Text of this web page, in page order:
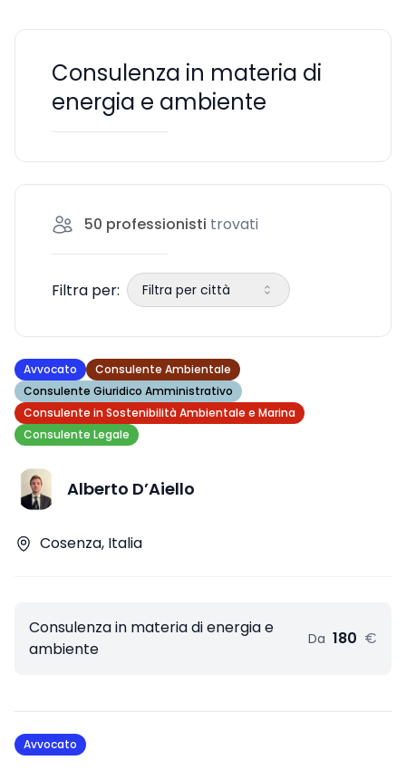
Consulenza in materia di
energia e ambiente
50 professionisti trovati
Filtra per: Filtra per città
Avvocato
Consulente Ambientale
Consulente Giuridico Amministrativo
Consulente in Sostenibilità Ambientale e Marina
Consulente Legale
Alberto D’Aiello
Cosenza, Italia
Consulenza in materia di energia e
ambiente
Da 180 €
Avvocato